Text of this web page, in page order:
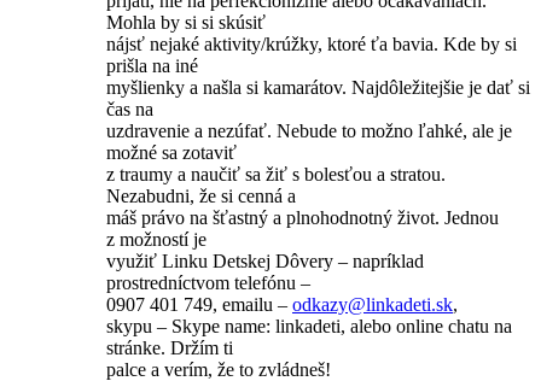
Mohla by si si skúsiť
nájsť nejaké aktivity/krúžky, ktoré ťa bavia. Kde by si
prišla na iné
myšlienky a našla si kamarátov. Najdôležitejšie je dať si
čas na
uzdravenie a nezúfať. Nebude to možno ľahké, ale je
možné sa zotaviť
z traumy a naučiť sa žiť s bolesťou a stratou.
Nezabudni, že si cenná a
máš právo na šťastný a plnohodnotný život. Jednou
z možností je
využiť Linku Detskej Dôvery – napríklad
prostredníctvom telefónu –
0907 401 749, emailu – odkazy@linkadeti.sk,
skypu – Skype name: linkadeti, alebo online chatu na
stránke. Držím ti
palce a verím, že to zvládneš!